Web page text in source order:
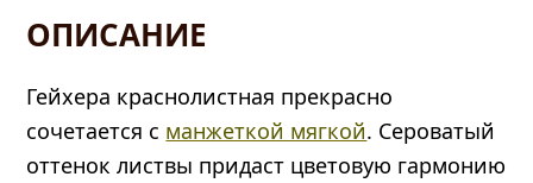
ОПИСАНИЕ
Гейхера краснолистная прекрасно
сочетается с манжеткой мягкой. Сероватый
оттенок листвы придаст цветовую гармонию